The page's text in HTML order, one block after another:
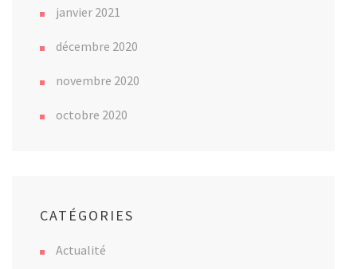
janvier 2021
décembre 2020
novembre 2020
octobre 2020
CATÉGORIES
Actualité